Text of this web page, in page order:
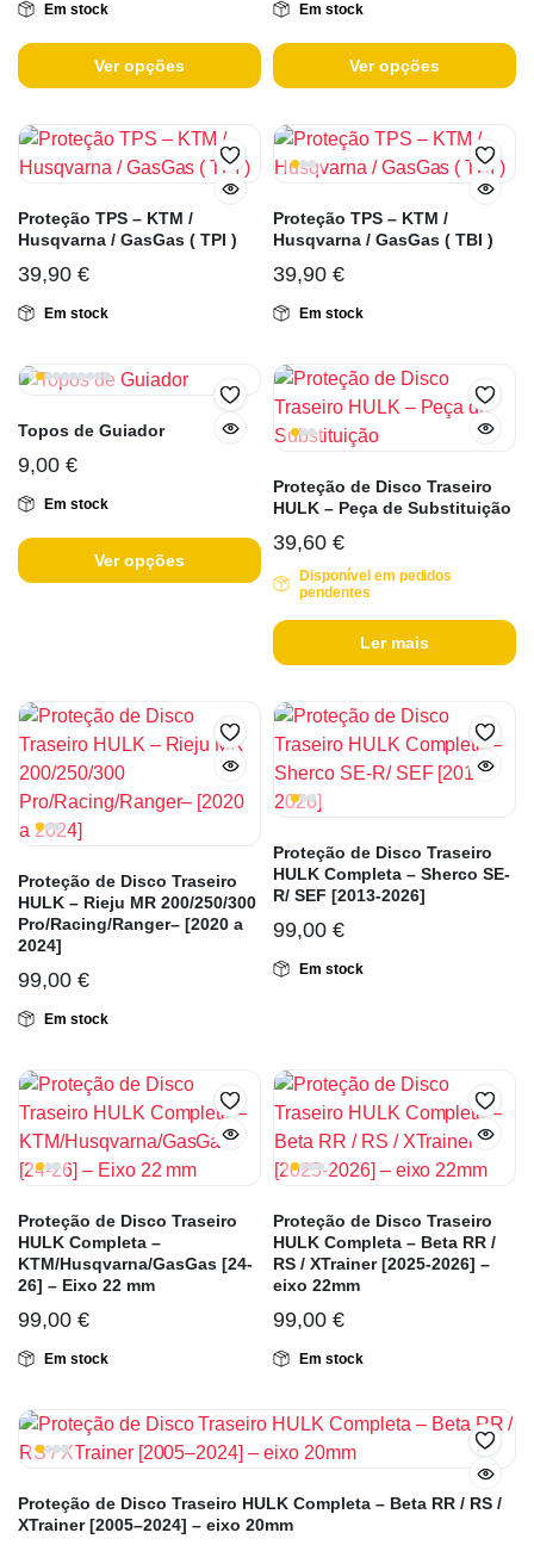
Em stock
Ver opções
Em stock
Ver opções
Proteção TPS – KTM /
Husqvarna / GasGas ( TPI )
39,90 €
Em stock
Proteção TPS – KTM /
Husqvarna / GasGas ( TBI )
39,90 €
Em stock
Topos de Guiador
9,00 €
Em stock
Ver opções
Proteção de Disco Traseiro
HULK – Peça de Substituição
39,60 €
Disponível em pedidos
pendentes
Ler mais
Proteção de Disco Traseiro
HULK – Rieju MR 200/250/300
Pro/Racing/Ranger– [2020 a
2024]
99,00 €
Em stock
Proteção de Disco Traseiro
HULK Completa – Sherco SE-
R/ SEF [2013-2026]
99,00 €
Em stock
Proteção de Disco Traseiro
HULK Completa –
KTM/Husqvarna/GasGas [24-
26] – Eixo 22 mm
99,00 €
Em stock
Proteção de Disco Traseiro
HULK Completa – Beta RR /
RS / XTrainer [2025-2026] –
eixo 22mm
99,00 €
Em stock
Proteção de Disco Traseiro HULK Completa – Beta RR / RS /
XTrainer [2005–2024] – eixo 20mm